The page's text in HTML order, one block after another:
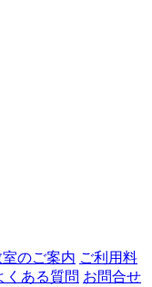
室のご案内 ご利用料
くある質問 お問合せ